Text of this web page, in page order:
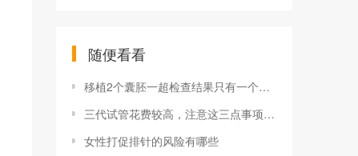
随便看看
移植2个囊胚一超检查结果只有一个孕囊怎么回事？
三代试管花费较高，注意这三点事项才能提高成功率!
女性打促排针的风险有哪些